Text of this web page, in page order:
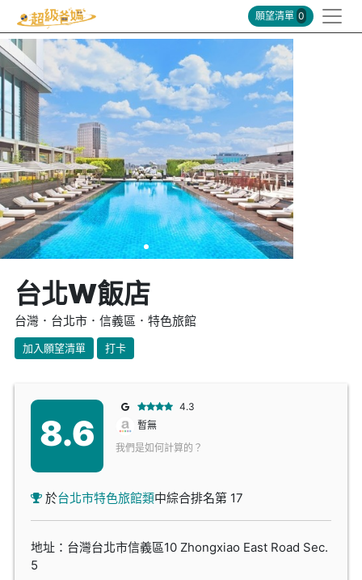
願望清單 0
台北W飯店
台灣．台北市．信義區．特色旅館
加入願望清單 打卡
8.6
4.3
暫無
我們是如何計算的？
於台北市特色旅館類中綜合排名第 17
地址：台灣台北市信義區10 Zhongxiao East Road Sec.
5